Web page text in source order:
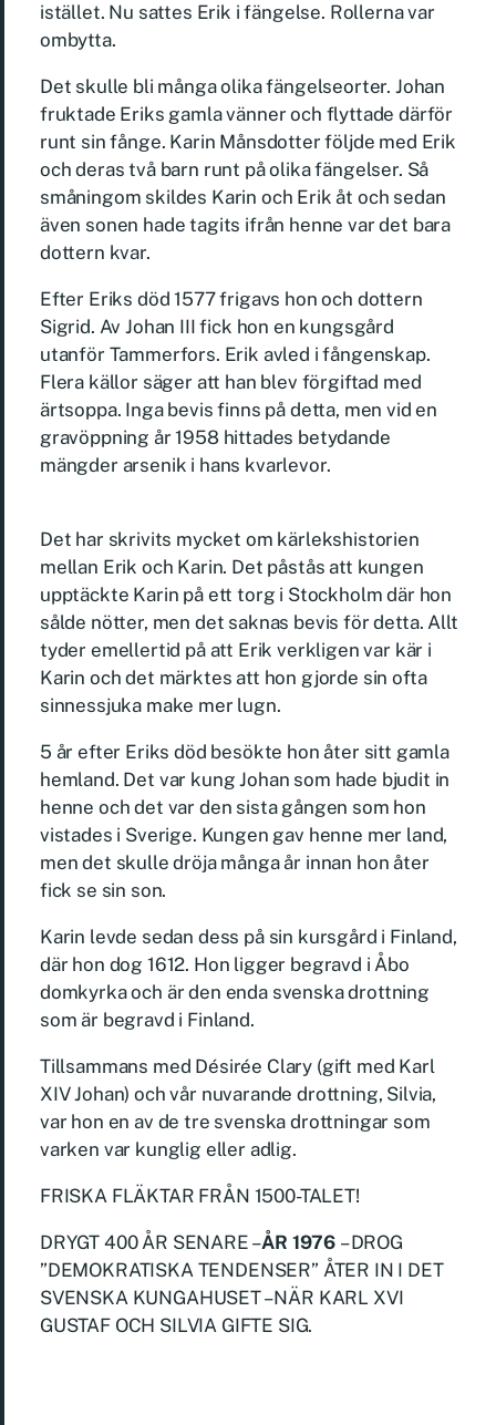
istället. Nu sattes Erik i fängelse. Rollerna var
ombytta.
Det skulle bli många olika fängelseorter. Johan
fruktade Eriks gamla vänner och flyttade därför
runt sin fånge. Karin Månsdotter följde med Erik
och deras två barn runt på olika fängelser. Så
småningom skildes Karin och Erik åt och sedan
även sonen hade tagits ifrån henne var det bara
dottern kvar.
Efter Eriks död 1577 frigavs hon och dottern
Sigrid. Av Johan III fick hon en kungsgård
utanför Tammerfors. Erik avled i fångenskap.
Flera källor säger att han blev förgiftad med
ärtsoppa. Inga bevis finns på detta, men vid en
gravöppning år 1958 hittades betydande
mängder arsenik i hans kvarlevor.
Det har skrivits mycket om kärlekshistorien
mellan Erik och Karin. Det påstås att kungen
upptäckte Karin på ett torg i Stockholm där hon
sålde nötter, men det saknas bevis för detta. Allt
tyder emellertid på att Erik verkligen var kär i
Karin och det märktes att hon gjorde sin ofta
sinnessjuka make mer lugn.
5 år efter Eriks död besökte hon åter sitt gamla
hemland. Det var kung Johan som hade bjudit in
henne och det var den sista gången som hon
vistades i Sverige. Kungen gav henne mer land,
men det skulle dröja många år innan hon åter
fick se sin son.
Karin levde sedan dess på sin kursgård i Finland,
där hon dog 1612. Hon ligger begravd i Åbo
domkyrka och är den enda svenska drottning
som är begravd i Finland.
Tillsammans med Désirée Clary (gift med Karl
XIV Johan) och vår nuvarande drottning, Silvia,
var hon en av de tre svenska drottningar som
varken var kunglig eller adlig.
FRISKA FLÄKTAR FRÅN 1500-TALET!
DRYGT 400 ÅR SENARE –ÅR 1976 – DROG
”DEMOKRATISKA TENDENSER” ÅTER IN I DET
SVENSKA KUNGAHUSET – NÄR KARL XVI
GUSTAF OCH SILVIA GIFTE SIG.